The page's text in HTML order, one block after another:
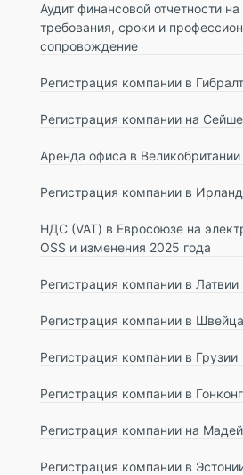
Аудит финансовой отчетности
требования, сроки и
сопровождение
Регистрация компании в
Регистрация компании на
Аренда офиса в Великобритании
Регистрация компании в
НДС (VAT) в Евросоюзе на
OSS и изменения 2025 года
Регистрация компании в Латвии
Регистрация компании в
Регистрация компании в Грузии
Регистрация компании в
Регистрация компании на
Регистрация компании в